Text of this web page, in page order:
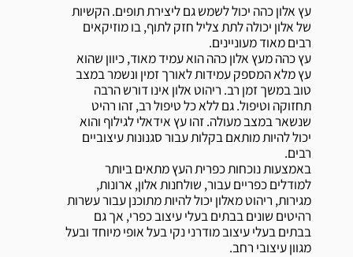
עץ אלון כהה יכול לשמש גם ליצירת תופים. הקשיות
של אלון יכולה לתת צליל חזק לתוף, בו מוזיקאים
רבים מאוד מעוניינים.
עץ כהה מעץ אלון כהה הוא עמיד מאוד, כיוון שהוא
עץ מלא המספק עמידות לאורך זמין ונשמר במצב
טוב במשך זמן רב. ריהוט אלון אינו דורש הרבה
תחזוקה וטיפול. גם ללא כל טיפול רב, זהו רהיט
שנשאר במצב מעולה. זהו עץ אידאלי לגילוף והוא
יכול להיות מותאם בקלות עבור סגנונות עיצוביים
רבים.
באמצעות נוכחות כפרית העץ מתאים ביותר
למודלים כפריים עבור, שולחנות אלון, ארונות,
מגירות, ריהוט מאלון יכול להיות מתוכנן עבור עשרות
רהיטים שונים בבתים בעלי עיצוב כפרי, אך גם
בבתים בעלי עיצוב מודרני נקי בעל אופי מיוחד ובעל
מגוון עיצובי רחב.